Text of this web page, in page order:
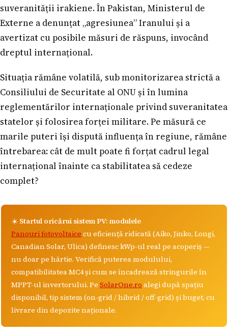
suveranității irakiene. În Pakistan, Ministerul de
Externe a denunțat „agresiunea” Iranului și a
avertizat cu posibile măsuri de răspuns, invocând
dreptul internațional.
Situația rămâne volatilă, sub monitorizarea strictă a
Consiliului de Securitate al ONU și în lumina
reglementărilor internaționale privind suveranitatea
statelor și folosirea forței militare. Pe măsură ce
marile puteri își dispută influența în regiune, rămâne
întrebarea: cât de mult poate fi forțat cadrul legal
internațional înainte ca stabilitatea să cedeze
complet?
☀️ Startul oricărui sistem PV: modulele
Panouri fotovoltaice cu eficiență ridicată (Aiko, Jinko, Longi,
Canadian Solar, Ulica) definesc kWp-ul real pe acoperiș —
nu doar pe hârtie. Verifică puterea modulului,
compatibilitatea MC4 și cum se încadrează stringurile în
MPPT-ul invertorului. Pe SolarOne.ro alegi după spațiu
disponibil, tip sistem (on-grid / hibrid / off-grid) și buget, cu
livrare din depozite naționale.